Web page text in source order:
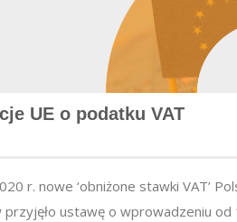
UE o podatku VAT
r. nowe ‘obniżone stawki VAT’
ustawę o wprowadzeniu od